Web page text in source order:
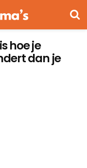
hoe je
dan je